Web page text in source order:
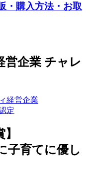
・購入方法・お取
営企業 チャレ
子育てに優し